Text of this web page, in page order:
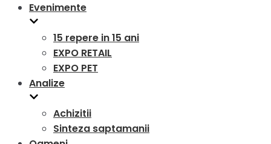
Evenimente
15 repere in 15 ani
EXPO RETAIL
EXPO PET
Analize
Achizitii
Sinteza saptamanii